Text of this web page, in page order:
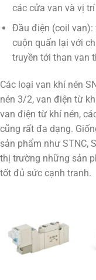
các cửa van và vị
Đầu điện (coil van):
cuộn quấn lại với
truyền tới than van
Các loại van khí nén
nén 3/2, van điện từ
van điện từ khí nén,
cũng rất đa dạng.
sản phẩm như STNC,
thị trường những sản
tốt đủ sức cạnh tranh.